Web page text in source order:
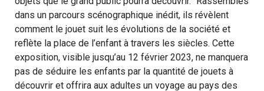
dans un parcours scénographique inédit, ils révèlent
comment le jouet suit les évolutions de la société et
reflète la place de l’enfant à travers les siècles. Cette
exposition, visible jusqu’au 12 février 2023, ne manquera
pas de séduire les enfants par la quantité de jouets à
découvrir et offrira aux adultes un voyage au pays des